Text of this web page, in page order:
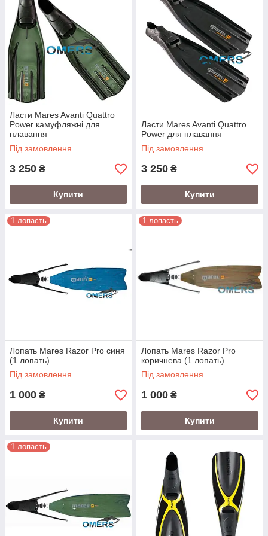
Ласти Mares Avanti Quattro
Power камуфляжні для
плавання
Під замовлення
3 250 ₴
Купити
Ласти Mares Avanti Quattro
Power для плавання
Під замовлення
3 250 ₴
Купити
1 лопасть
Лопать Mares Razor Pro синя
(1 лопать)
Під замовлення
1 000 ₴
Купити
1 лопасть
Лопать Mares Razor Pro
коричнева (1 лопать)
Під замовлення
1 000 ₴
Купити
1 лопасть